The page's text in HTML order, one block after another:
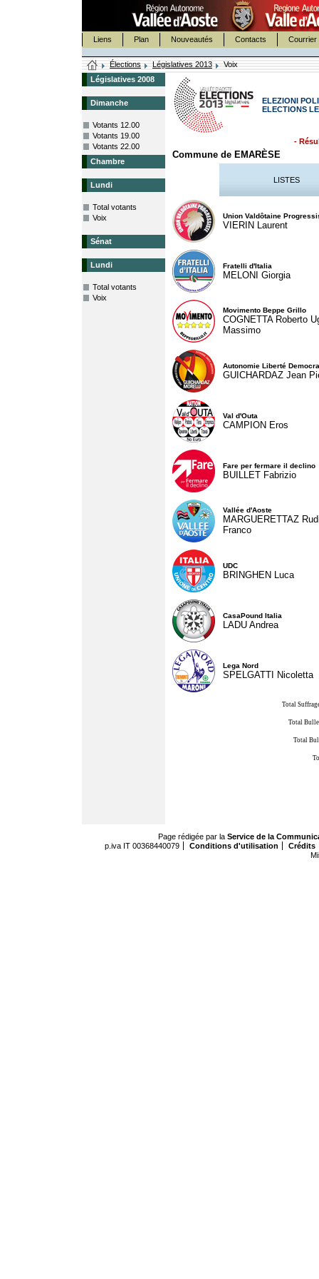
Liens Plan Nouveautés Contacts Courrier
Élections Législatives 2013
Voix
Législatives 2008
Dimanche
Votants 12.00
Votants 19.00
Votants 22.00
Chambre
Lundi
Total votants
Voix
Sénat
Lundi
Total votants
Voix
ELEZIONI
ELECTIONS
-
Commune de EMARÈSE
LISTES
Union Valdôtaine
VIERIN Laurent
Fratelli d'Italia
MELONI Giorgia
Movimento Beppe Grillo
COGNETTA Roberto
Massimo
Autonomie Liberté
GUICHARDAZ Jean
Val d'Outa
CAMPION Eros
Fare per fermare il declino
BUILLET Fabrizio
Vallée d'Aoste
MARGUERETTAZ
Franco
UDC
BRINGHEN Luca
CasaPound Italia
LADU Andrea
Lega Nord
SPELGATTI Nicoletta
Total
Total
Total
Page rédigée par la Service de la
p.iva IT 00368440079
Conditions d'utilisation
Crédits